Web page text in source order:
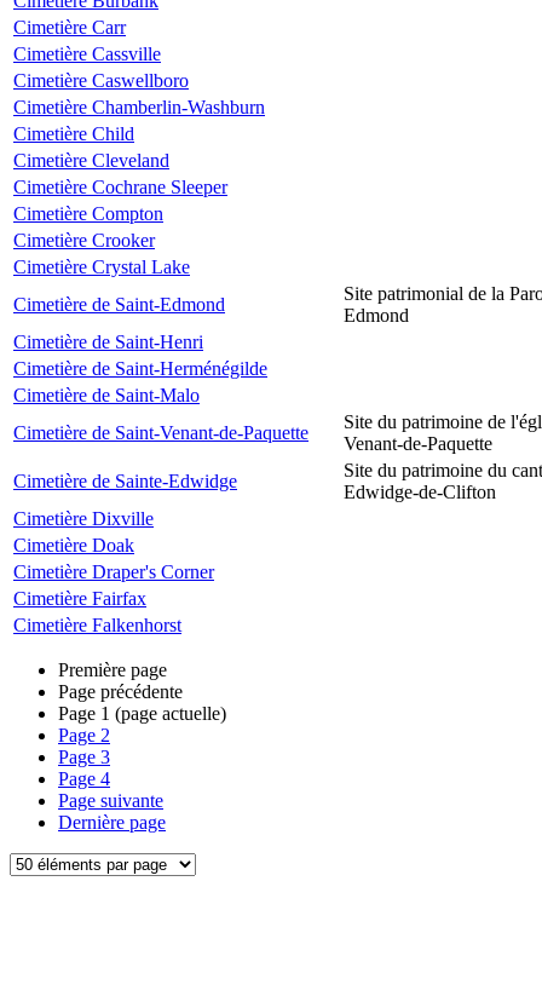
Cimetière Carr
Cimetière Cassville
Cimetière Caswellboro
Cimetière Chamberlin-Washburn
Cimetière Child
Cimetière Cleveland
Cimetière Cochrane Sleeper
Cimetière Compton
Cimetière Crooker
Cimetière Crystal Lake
Cimetière de Saint-Edmond
Site patrimonial de la
Edmond
Cimetière de Saint-Henri
Cimetière de Saint-Herménégilde
Cimetière de Saint-Malo
Cimetière de Saint-Venant-de-Paquette
Site du patrimoine de
Venant-de-Paquette
Cimetière de Sainte-Edwidge
Site du patrimoine du
Edwidge-de-Clifton
Cimetière Dixville
Cimetière Doak
Cimetière Draper's Corner
Cimetière Fairfax
Cimetière Falkenhorst
Première page
Page précédente
Page 1 (page actuelle)
Page 2
Page 3
Page 4
Page suivante
Dernière page